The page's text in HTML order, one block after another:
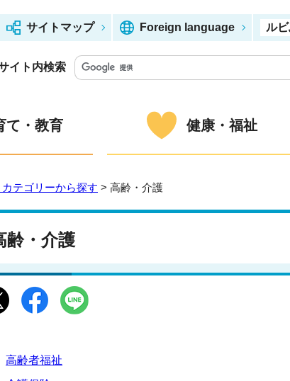
サイトマップ Foreign language ル
イト内検索
て・教育 健康・福祉
テゴリーから探す > 高齢・介護
齢・介護
高齢者福祉